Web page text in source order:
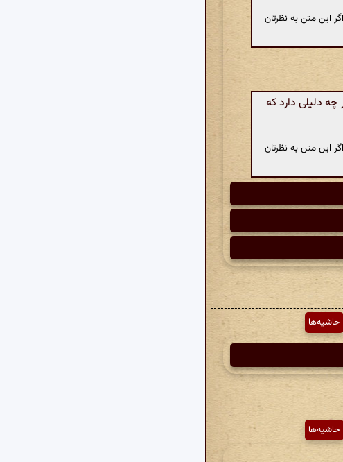
این متن به نظرتان
دلیلی دارد که
این متن به نظرتان
حاشیه‌ها
حاشیه‌ها